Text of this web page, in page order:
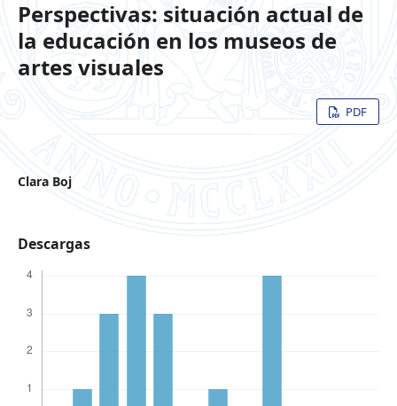
Perspectivas: situación actual de
la educación en los museos de
artes visuales
PDF
Clara Boj
Descargas